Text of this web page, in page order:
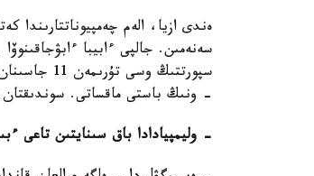
ەندى ازيا، الەم چەمپيوناتتارىندا
سەنەمىن. جالپى ءابيبا
سپورتتىڭ
- ونىڭ باستى ماقساتى.
- وليمپيادادا باق سىنايتىن تاعى